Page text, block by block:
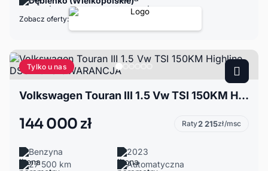
Zobacz oferty:
Tylko u nas
Volkswagen Touran III 1.5 Vw TSI 150KM Highline DSG 2023 GWARANCJA
144 000 zł Raty2 215zł/msc
Benzyna
2023
27 500 km
Automatyczna